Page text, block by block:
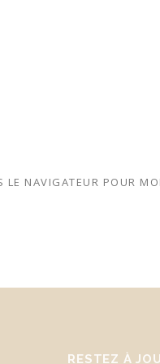
NAVIGATEUR POUR
RESTEZ À